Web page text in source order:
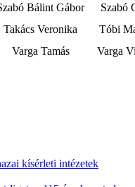
Bálint Gábor
Szabó
Takács Veronika
Tóbi
Varga Tamás Varga
kísérleti intézetek